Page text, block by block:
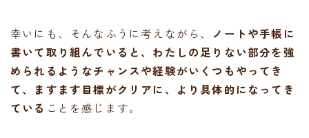
幸いにも、そんなふうに考えながら、
ノートや手帳に
書いて取り組んでいると、わたしの足りない部分を強
められるようなチャンスや経験がいくつもやってき
て、ますます目標がクリアに、より具体的になってき
ている ことを感じます。